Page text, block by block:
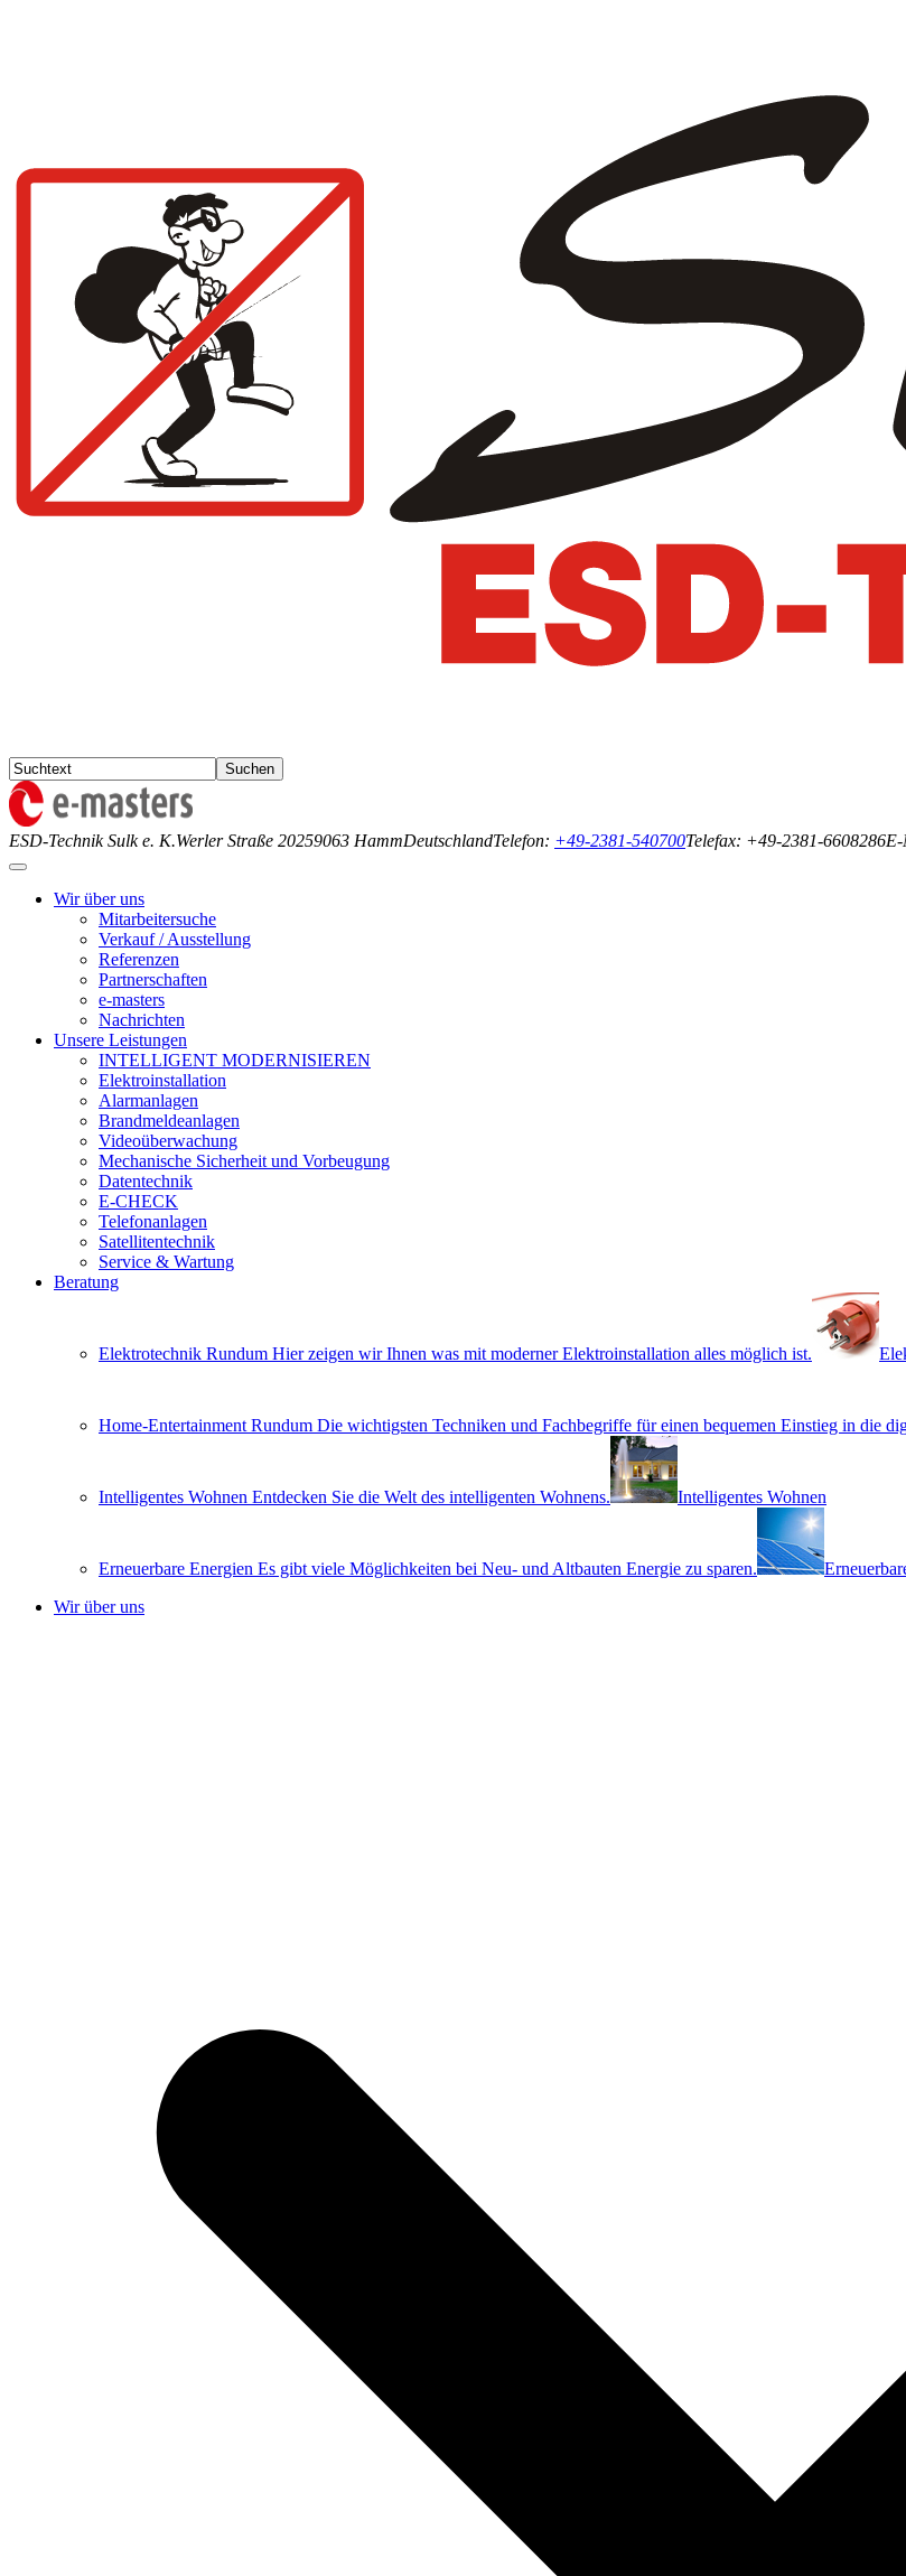
ESD-Technik Sulk e. K.Werler Straße 20259063 HammDeutschlandTelefon: +49-2381-540700Telefax: +49-2381-6608286
Wir über uns
Mitarbeitersuche
Verkauf / Ausstellung
Referenzen
Partnerschaften
e-masters
Nachrichten
Unsere Leistungen
INTELLIGENT MODERNISIEREN
Elektroinstallation
Alarmanlagen
Brandmeldeanlagen
Videoüberwachung
Mechanische Sicherheit und Vorbeugung
Datentechnik
E-CHECK
Telefonanlagen
Satellitentechnik
Service & Wartung
Beratung
Elektrotechnik Rundum Hier zeigen wir Ihnen was mit moderner Elektroinstallation alles möglich ist.
Home-Entertainment Rundum Die wichtigsten Techniken und Fachbegriffe für einen bequemen Einstieg in die
Intelligentes Wohnen Entdecken Sie die Welt des intelligenten Wohnens. Intelligentes Wohnen
Erneuerbare Energien Es gibt viele Möglichkeiten bei Neu- und Altbauten Energie zu sparen.
Wir über uns